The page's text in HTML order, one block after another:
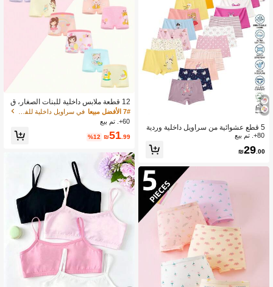
5 قطع عشوائية من سراويل داخلية وردية
فاتحة للبنات الصغيرات بطبعات كرتونية ل
لحصان والأرنب والفيل للشتاء
80+. تم بيع
₪29.00
12 قطعة ملابس داخلية للبنات الصغار، ق
طنية ناعمة، سروال داخلي لطفلة، رسوما
ت كرتونية جميلة
7# الأفضل مبيعا
60+. تم بيع
₪51.99
%12